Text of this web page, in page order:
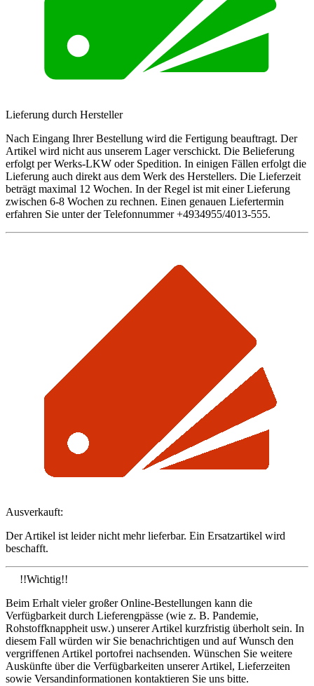
Lieferung durch Hersteller
Nach Eingang Ihrer Bestellung wird die Fertigung beauftragt. Der
Artikel wird nicht aus unserem Lager verschickt. Die Belieferung
erfolgt per Werks-LKW oder Spedition. In einigen Fällen erfolgt die
Lieferung auch direkt aus dem Werk des Herstellers. Die Lieferzeit
beträgt maximal 12 Wochen. In der Regel ist mit einer Lieferung
zwischen 6-8 Wochen zu rechnen. Einen genauen Liefertermin
erfahren Sie unter der Telefonnummer +4934955/4013-555.
Ausverkauft:
Der Artikel ist leider nicht mehr lieferbar. Ein Ersatzartikel wird
beschafft.
!!Wichtig!!
Beim Erhalt vieler großer Online-Bestellungen kann die
Verfügbarkeit durch Lieferengpässe (wie z. B. Pandemie,
Rohstoffknappheit usw.) unserer Artikel kurzfristig überholt sein. In
diesem Fall würden wir Sie benachrichtigen und auf Wunsch den
vergriffenen Artikel portofrei nachsenden. Wünschen Sie weitere
Auskünfte über die Verfügbarkeiten unserer Artikel, Lieferzeiten
sowie Versandinformationen kontaktieren Sie uns bitte.